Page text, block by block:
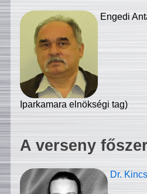
Engedi
Iparkamara elnökségi tag)
A verseny
Dr.